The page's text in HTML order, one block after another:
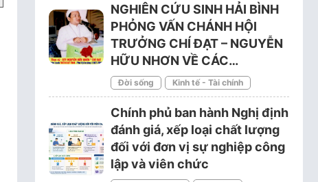
NGHIÊN CỨU SINH HẢI BÌNH
PHỎNG VẤN CHÁNH HỘI
TRƯỞNG CHÍ ĐẠT – NGUYỄN
HỮU NHƠN VỀ CÁC…
Đời sống Kinh tế - Tài chính
Chính phủ ban hành Nghị định
đánh giá, xếp loại chất lượng
đối với đơn vị sự nghiệp công
lập và viên chức